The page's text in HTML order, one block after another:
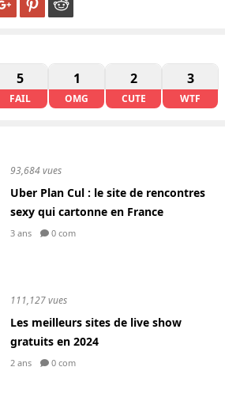
5
FAIL
1
OMG
2
CUTE
3
WTF
93,684 vues
Uber Plan Cul : le site de rencontres
sexy qui cartonne en France
3 ans 0 com
111,127 vues
Les meilleurs sites de live show
gratuits en 2024
2 ans 0 com